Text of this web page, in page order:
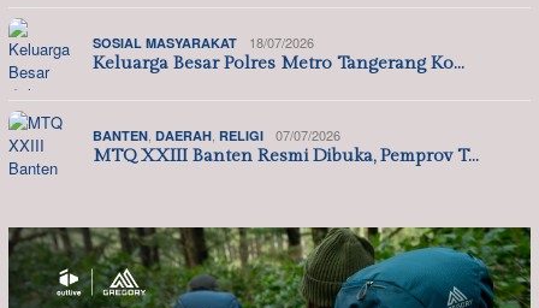
SOSIAL MASYARAKAT 18/07/2026
Keluarga Besar Polres Metro Tangerang Ko…
BANTEN DAERAH RELIGI 07/07/2026
MTQ XXIII Banten Resmi Dibuka, Pemprov T…